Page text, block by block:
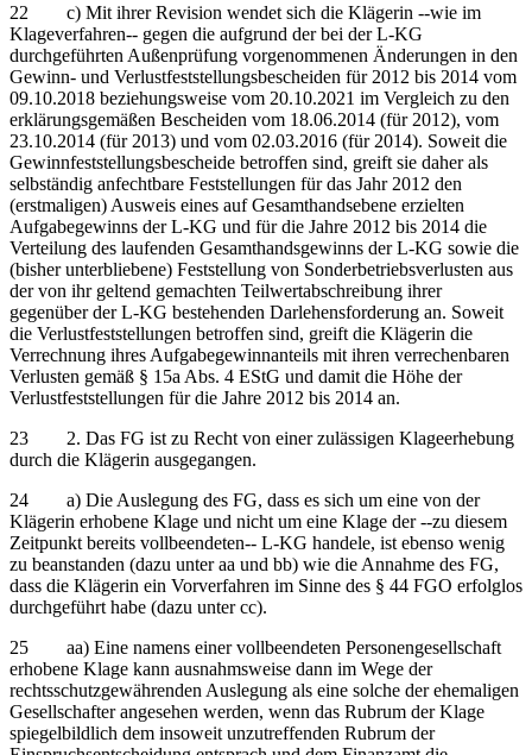
22 c) Mit ihrer Revision wendet sich die Klägerin ‑‑wie im
Klageverfahren‑‑ gegen die aufgrund der bei der L-KG
durchgeführten Außenprüfung vorgenommenen Änderungen in den
Gewinn- und Verlustfeststellungsbescheiden für 2012 bis 2014 vom
09.10.2018 beziehungsweise vom 20.10.2021 im Vergleich zu den
erklärungsgemäßen Bescheiden vom 18.06.2014 (für 2012), vom
23.10.2014 (für 2013) und vom 02.03.2016 (für 2014). Soweit die
Gewinnfeststellungsbescheide betroffen sind, greift sie daher als
selbständig anfechtbare Feststellungen für das Jahr 2012 den
(erstmaligen) Ausweis eines auf Gesamthandsebene erzielten
Aufgabegewinns der L-KG und für die Jahre 2012 bis 2014 die
Verteilung des laufenden Gesamthandsgewinns der L-KG sowie die
(bisher unterbliebene) Feststellung von Sonderbetriebsverlusten aus
der von ihr geltend gemachten Teilwertabschreibung ihrer
gegenüber der L-KG bestehenden Darlehensforderung an. Soweit
die Verlustfeststellungen betroffen sind, greift die Klägerin die
Verrechnung ihres Aufgabegewinnanteils mit ihren verrechenbaren
Verlusten gemäß § 15a Abs. 4 EStG und damit die Höhe der
Verlustfeststellungen für die Jahre 2012 bis 2014 an.
23 2. Das FG ist zu Recht von einer zulässigen Klageerhebung
durch die Klägerin ausgegangen.
24 a) Die Auslegung des FG, dass es sich um eine von der
Klägerin erhobene Klage und nicht um eine Klage der ‑‑zu diesem
Zeitpunkt bereits vollbeendeten‑‑ L-KG handele, ist ebenso wenig
zu beanstanden (dazu unter aa und bb) wie die Annahme des FG,
dass die Klägerin ein Vorverfahren im Sinne des § 44 FGO erfolglos
durchgeführt habe (dazu unter cc).
25 aa) Eine namens einer vollbeendeten Personengesellschaft
erhobene Klage kann ausnahmsweise dann im Wege der
rechtsschutzgewährenden Auslegung als eine solche der ehemaligen
Gesellschafter angesehen werden, wenn das Rubrum der Klage
spiegelbildlich dem insoweit unzutreffenden Rubrum der